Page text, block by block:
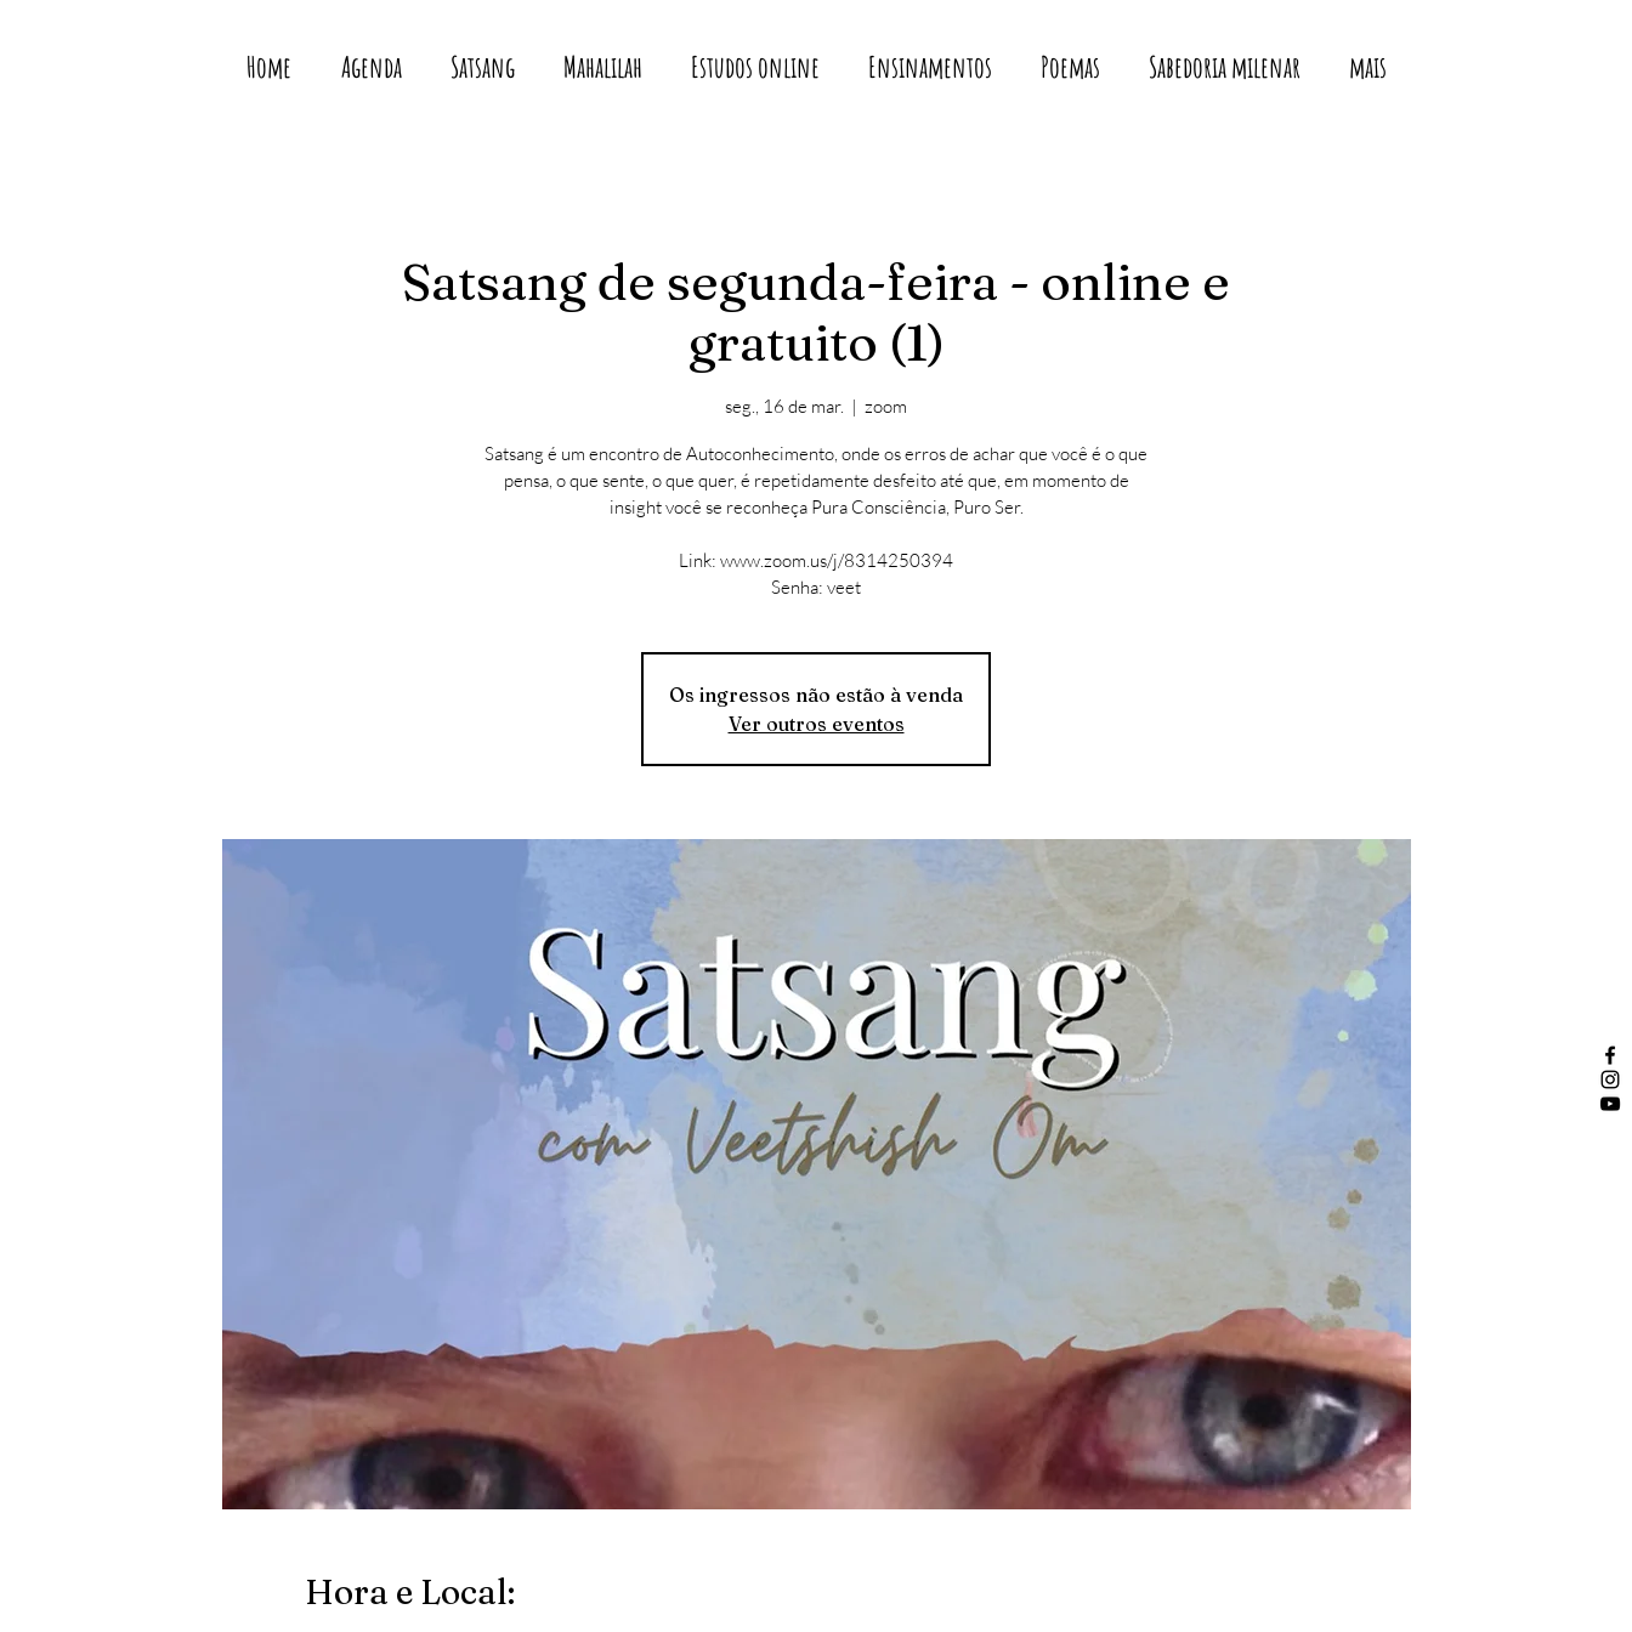
Home Agenda Satsang Mahalilah Estudos online Ensinamentos Poemas Sabedoria milenar mais
Satsang de segunda-feira - online e
gratuito (1)
seg., 16 de mar.
  |
zoom
Satsang é um encontro de Autoconhecimento, onde os erros de achar que você é o que
pensa, o que sente, o que quer, é repetidamente desfeito até que, em momento de
insight você se reconheça Pura Consciência, Puro Ser.
Link: www.zoom.us/j/8314250394
Senha: veet
Os ingressos não estão à venda
Ver outros eventos
Hora e Local: